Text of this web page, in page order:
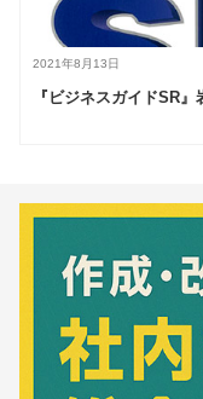
2021年8月13日
『ビジネスガイドSR』